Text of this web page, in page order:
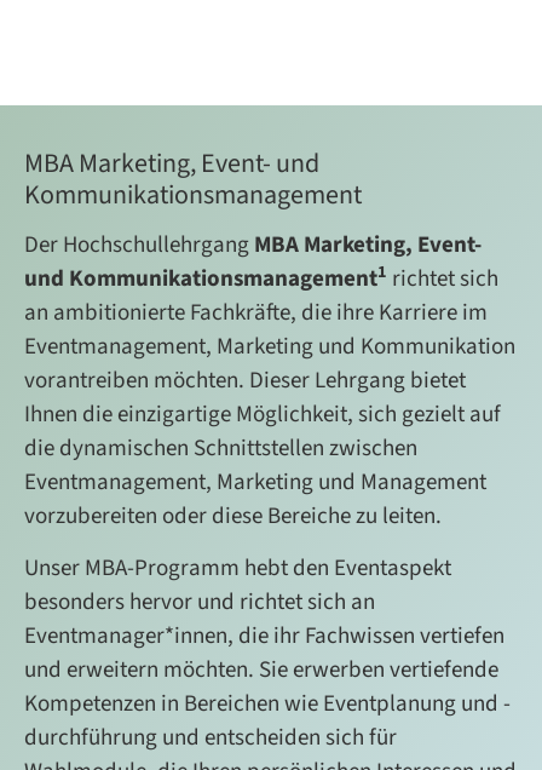
MBA Marketing, Event- und
Kommunikationsmanagement
Der HochschullehrgangMBA Marketing, Event-
und Kommunikationsmanagement1 richtet sich
an ambitionierte Fachkräfte, die ihre Karriere im
Eventmanagement, Marketing und Kommunikation
vorantreiben möchten. Dieser Lehrgang bietet
Ihnen die einzigartige Möglichkeit, sich gezielt auf
die dynamischen Schnittstellen zwischen
Eventmanagement, Marketing und Management
vorzubereiten oder diese Bereiche zu leiten.
Unser MBA-Programm hebt den Eventaspekt
besonders hervor und richtet sich an
Eventmanager*innen, die ihr Fachwissen vertiefen
und erweitern möchten. Sie erwerben vertiefende
Kompetenzen in Bereichen wie Eventplanung und -
durchführung und entscheiden sich für